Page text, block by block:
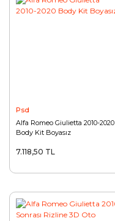
Psd
Alfa Romeo Giulietta 2010-2020
Body Kit Boyasız
7.118,50 TL